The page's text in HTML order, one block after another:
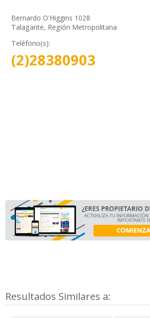
Bernardo O'Higgins 1028
Talagante, Región Metropolitana
Teléfono(s):
(2)28380903
Resultados Similares a: